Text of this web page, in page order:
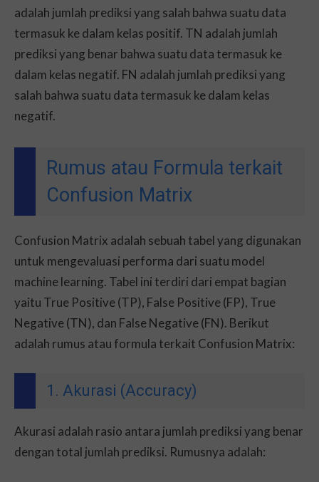
adalah jumlah prediksi yang salah bahwa suatu data
termasuk ke dalam kelas positif. TN adalah jumlah
prediksi yang benar bahwa suatu data termasuk ke
dalam kelas negatif. FN adalah jumlah prediksi yang
salah bahwa suatu data termasuk ke dalam kelas
negatif.
Rumus atau Formula terkait
Confusion Matrix
Confusion Matrix adalah sebuah tabel yang digunakan
untuk mengevaluasi performa dari suatu model
machine learning. Tabel ini terdiri dari empat bagian
yaitu True Positive (TP), False Positive (FP), True
Negative (TN), dan False Negative (FN). Berikut
adalah rumus atau formula terkait Confusion Matrix:
1. Akurasi (Accuracy)
Akurasi adalah rasio antara jumlah prediksi yang benar
dengan total jumlah prediksi. Rumusnya adalah: